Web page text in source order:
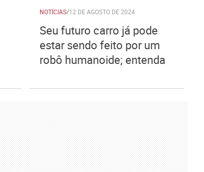
NOTÍCIAS/12 DE AGOSTO DE 2024
Seu futuro carro já pode
estar sendo feito por um
robô humanoide; entenda